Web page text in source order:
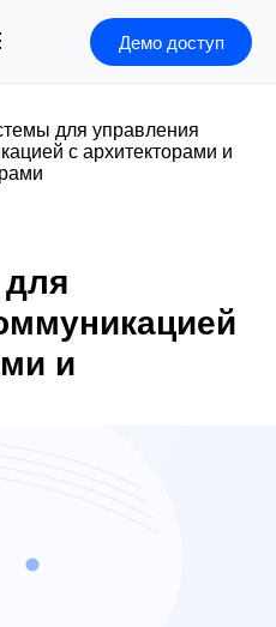
Демо доступ
для управления
с архитекторами и
и